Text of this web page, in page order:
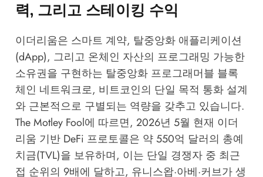
력, 그리고 스테이킹 수익
이더리움은 스마트 계약, 탈중앙화 애플리케이션
(dApp), 그리고 온체인 자산의 프로그래밍 가능한
소유권을 구현하는 탈중앙화 프로그래머블 블록
체인 네트워크로, 비트코인의 단일 목적 통화 설계
와 근본적으로 구별되는 역량을 갖추고 있습니다.
The Motley Fool에 따르면, 2026년 5월 현재 이더
리움 기반 DeFi 프로토콜은 약 550억 달러의 총예
치금(TVL)을 보유하며, 이는 단일 경쟁자 중 최근
접 순위의 9배에 달하고, 유니스왑·아베·커브가 생